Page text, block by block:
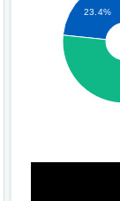
23.4%